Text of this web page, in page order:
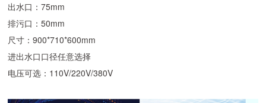
出水口：75mm
排污口：50mm
尺寸：900*710*600mm
进出水口口径任意选择
电压可选：110V/220V/380V